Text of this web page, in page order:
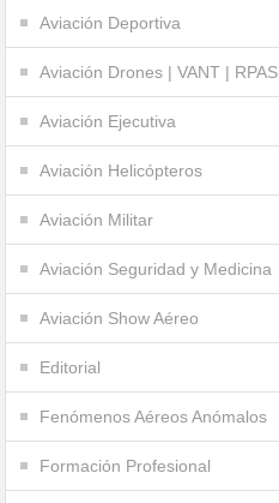
Aviación Deportiva
Aviación Drones | VANT | RPAS
Aviación Ejecutiva
Aviación Helicópteros
Aviación Militar
Aviación Seguridad y Medicina
Aviación Show Aéreo
Editorial
Fenómenos Aéreos Anómalos
Formación Profesional